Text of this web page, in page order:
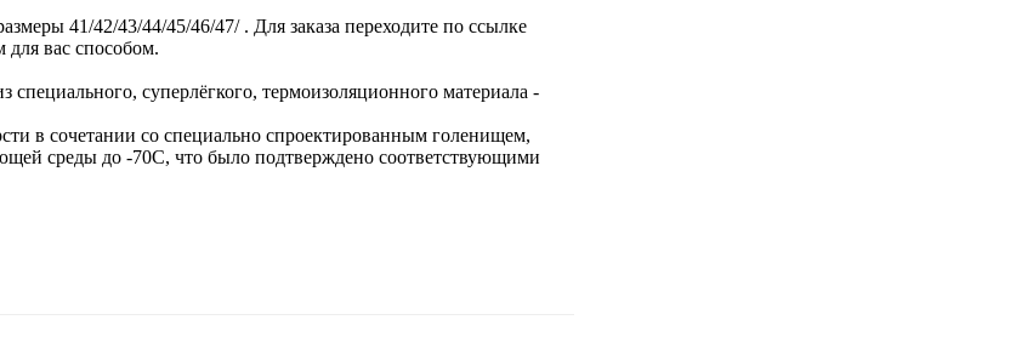
41/42/43/44/45/46/47/ . Для заказа переходите по ссылке
вас способом.
суперлёгкого, термоизоляционного материала -
в сочетании со специально спроектированным голенищем,
среды до -70С, что было подтверждено соответствующими